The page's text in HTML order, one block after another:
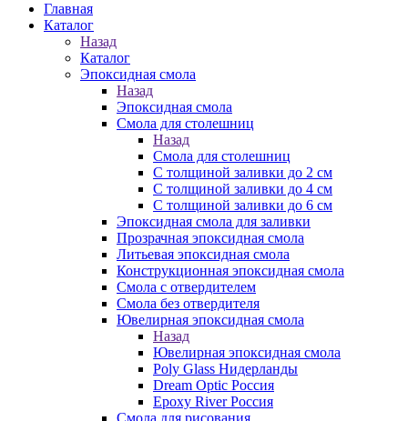
Главная
Каталог
Назад
Каталог
Эпоксидная смола
Назад
Эпоксидная смола
Смола для столешниц
Назад
Смола для столешниц
С толщиной заливки до 2 см
С толщиной заливки до 4 см
С толщиной заливки до 6 см
Эпоксидная смола для заливки
Прозрачная эпоксидная смола
Литьевая эпоксидная смола
Конструкционная эпоксидная смола
Смола с отвердителем
Смола без отвердителя
Ювелирная эпоксидная смола
Назад
Ювелирная эпоксидная смола
Poly Glass Нидерланды
Dream Optic Россия
Epoxy River Россия
Смола для рисования